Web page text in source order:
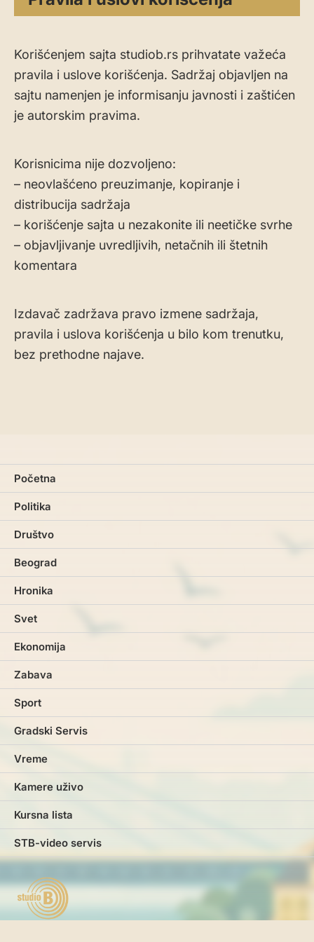
Korišćenjem sajta studiob.rs prihvatate važeća
pravila i uslove korišćenja. Sadržaj objavljen na
sajtu namenjen je informisanju javnosti i zaštićen
je autorskim pravima.
Korisnicima nije dozvoljeno:
– neovlašćeno preuzimanje, kopiranje i
distribucija sadržaja
– korišćenje sajta u nezakonite ili neetičke svrhe
– objavljivanje uvredljivih, netačnih ili štetnih
komentara
Izdavač zadržava pravo izmene sadržaja,
pravila i uslova korišćenja u bilo kom trenutku,
bez prethodne najave.
Početna
Politika
Društvo
Beograd
Hronika
Svet
Ekonomija
Zabava
Sport
Gradski Servis
Vreme
Kamere uživo
Kursna lista
STB-video servis